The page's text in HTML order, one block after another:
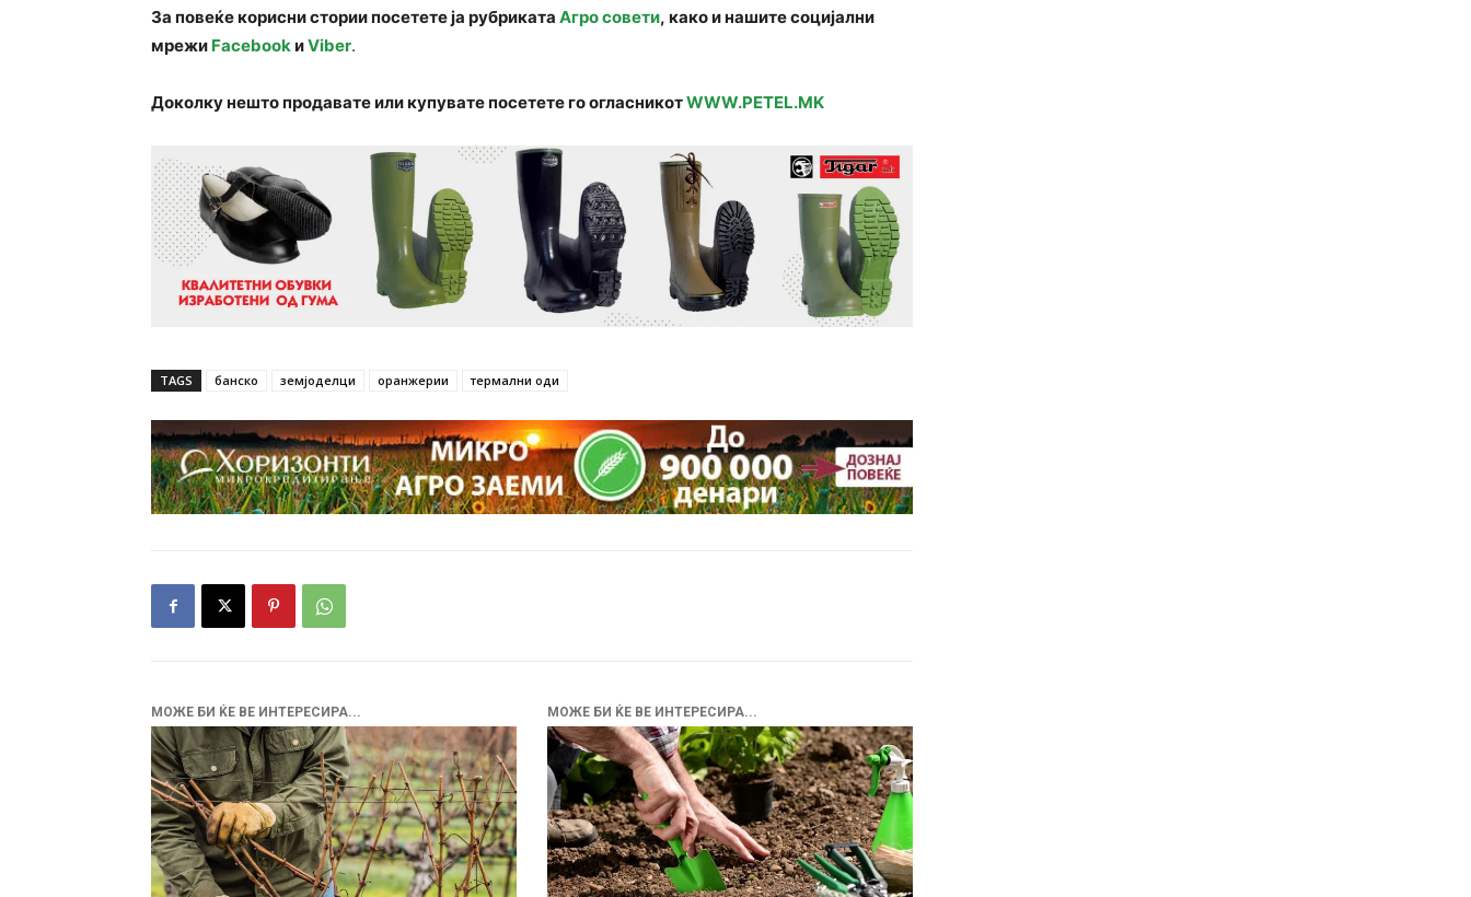
За повеќе корисни стории посетете ја рубриката Агро совети, како и нашите социјални
мрежи FacebookиViber.
Доколку нешто продавате или купувате посетете го огласникотWWW.PETEL.MK
TAGS банско земјоделци оранжерии термални оди
МОЖЕ БИ ЌЕ ВЕ ИНТЕРЕСИРА... МОЖЕ БИ ЌЕ ВЕ ИНТЕРЕСИРА...